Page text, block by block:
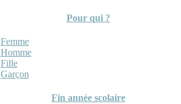
Pour qui ?
Femme
Homme
Fille
Garçon
Fin année scolaire